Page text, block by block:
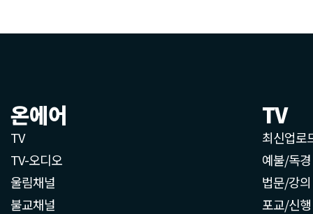
온에어
TV
TV-오디오
울림채널
불교채널
TV
최신업로
예불/독경
법문/강의
포교/신행